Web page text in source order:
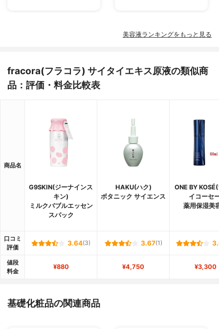
美容液ランキングをもっと見る
fracora(フラコラ) サイタイエキス原液の類似商
品：評価・料金比較表
商品名
G9SKIN(ジーナインス
キン)
ミルクバブルエッセン
スパック
HAKU(ハク)
ボタニック サイエンス
ONE BY
イコーセ
薬用保湿美
口コミ
評価
3.64(3) 3.67(1)
値段
料金
¥880 ¥4,750 ¥3,300
基礎化粧品の関連商品